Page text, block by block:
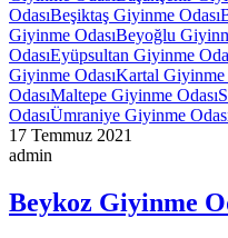
OdasıBeşiktaş Giyinme Odası
Giyinme OdasıBeyoğlu
OdasıEyüpsultan Giyinme
Giyinme OdasıKartal Giyinme
OdasıMaltepe Giyinme Odası
OdasıÜmraniye Giyinme
17 Temmuz 2021
admin
Beykoz Giyinme